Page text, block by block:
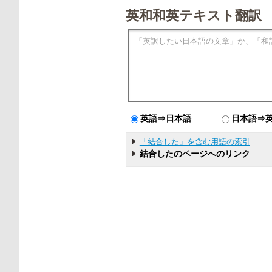
英和和英テキスト翻訳
英語⇒日本語 日本語⇒
「結合した」を含む用語の索引
結合したのページへのリンク